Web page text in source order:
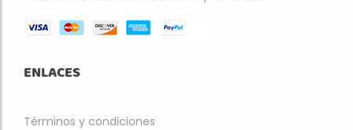
ENLACES
Términos y condiciones